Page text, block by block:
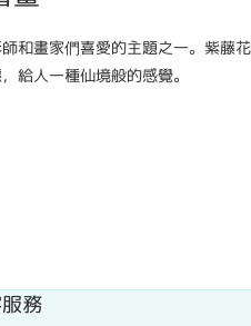
和畫家們喜愛的主題之一。紫藤花
給人一種仙境般的感覺。
務